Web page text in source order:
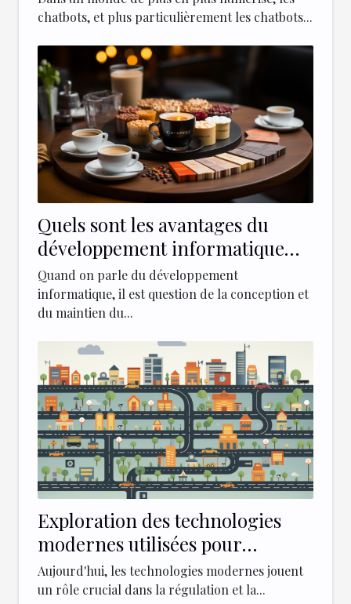
chatbots, et plus particulièrement les chatbots...
Quels sont les avantages du
développement informatique
dans les différents secteurs
d'activité ?
Quand on parle du développement
informatique, il est question de la conception et
du maintien du...
Exploration des technologies
modernes utilisées pour
sécuriser et réguler le trafic
dans les centres-villes
Aujourd'hui, les technologies modernes jouent
un rôle crucial dans la régulation et la...